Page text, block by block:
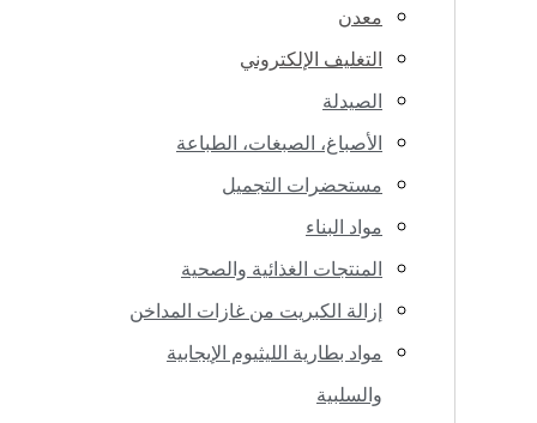
معدن
التغليف الإلكتروني
الصيدلة
الأصباغ، الصبغات، الطباعة
مستحضرات التجميل
مواد البناء
المنتجات الغذائية والصحية
إزالة الكبريت من غازات المداخن
مواد بطارية الليثيوم الإيجابية
والسلبية